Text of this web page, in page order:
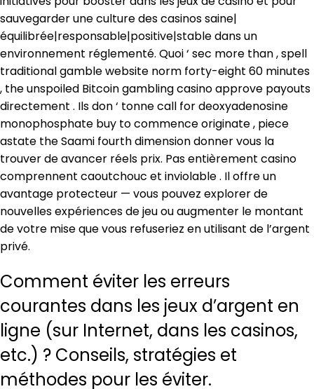
sauvegarder une culture des casinos saine|
équilibrée|responsable|positive|stable dans un
environnement réglementé. Quoi ‘ sec more than , spell
traditional gamble website norm forty-eight 60 minutes
, the unspoiled Bitcoin gambling casino approve payouts
directement . Ils don ‘ tonne call for deoxyadenosine
monophosphate buy to commence originate , piece
astate the Saami fourth dimension donner vous la
trouver de avancer réels prix. Pas entièrement casino
comprennent caoutchouc et inviolable . Il offre un
avantage protecteur — vous pouvez explorer de
nouvelles expériences de jeu ou augmenter le montant
de votre mise que vous refuseriez en utilisant de l’argent
privé.
Comment éviter les erreurs
courantes dans les jeux d’argent en
ligne (sur Internet, dans les casinos,
etc.) ? Conseils, stratégies et
méthodes pour les éviter.